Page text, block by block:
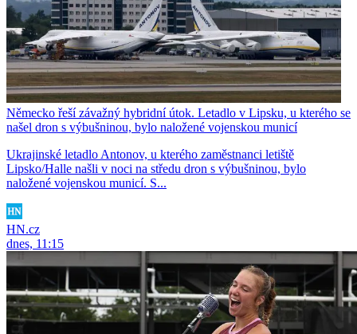
Německo řeší závažný hybridní útok. Letadlo v Lipsku, u kterého se
našel dron s výbušninou, bylo naložené vojenskou municí
Ukrajinské letadlo Antonov, u kterého zaměstnanci letiště
Lipsko/Halle našli v noci na středu dron s výbušninou, bylo
naložené vojenskou municí. S...
HN.cz
dnes, 11:15